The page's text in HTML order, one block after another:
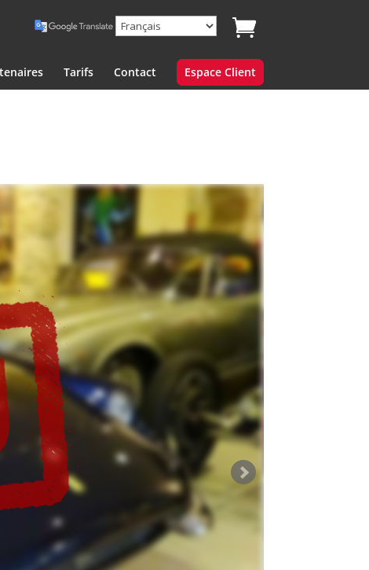
Tarifs Contact Espace Client